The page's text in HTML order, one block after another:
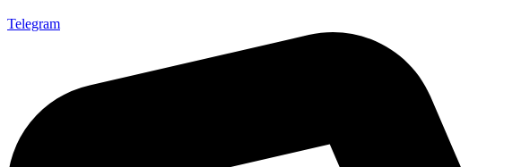
Telegram